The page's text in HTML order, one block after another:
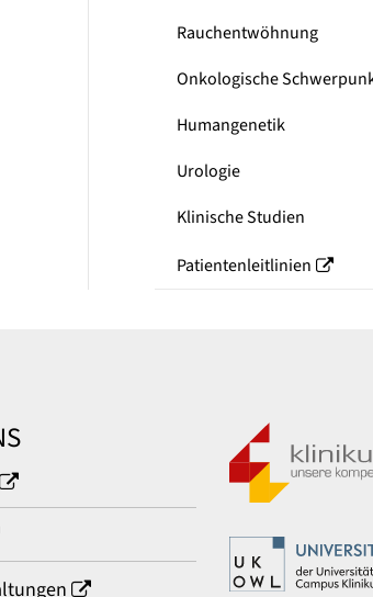
Rauchentwöhnung
Onkologische
Humangenetik
Urologie
Klinische Studien
Patientenleitlinien